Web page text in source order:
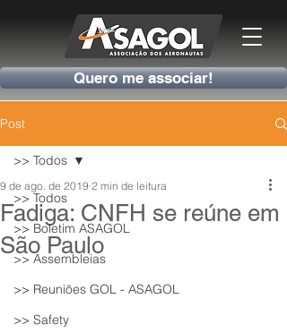
Quero me associar!
Post
>> Todos
>> Boletim ASAGOL
>> Assembleias
>> Reuniões GOL - ASAGOL
>> Safety
>> Todos
Fadiga: CNFH se reúne em
São Paulo
9 de ago. de 2019 2 min de leitura